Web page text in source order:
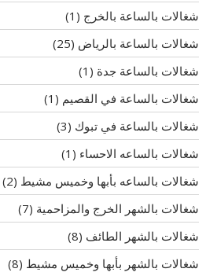
شغالات بالساعة بالخرج (1)
شغالات بالساعة بالرياض (25)
شغالات بالساعة جدة (1)
شغالات بالساعة في القصيم (1)
شغالات بالساعة في تبوك (3)
شغالات بالساعه الاحساء (1)
شغالات بالساعه بأبها وخميس مشيط (2)
شغالات بالشهر الخرج والمزاحمية (7)
شغالات بالشهر الطائف (8)
شغالات بالشهر بأبها وخميس مشيط (8)